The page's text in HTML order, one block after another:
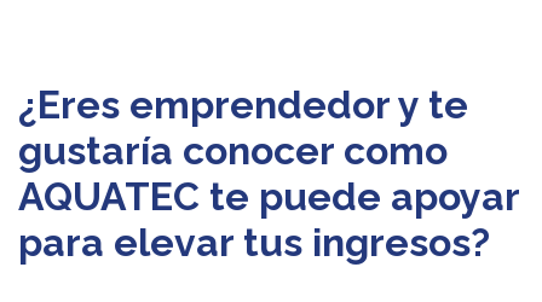
¿Eres emprendedor y te
gustaría conocer como
AQUATEC te puede apoyar
para elevar tus ingresos?